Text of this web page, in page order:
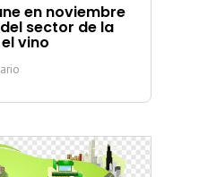
en noviembre
sector de la
vino